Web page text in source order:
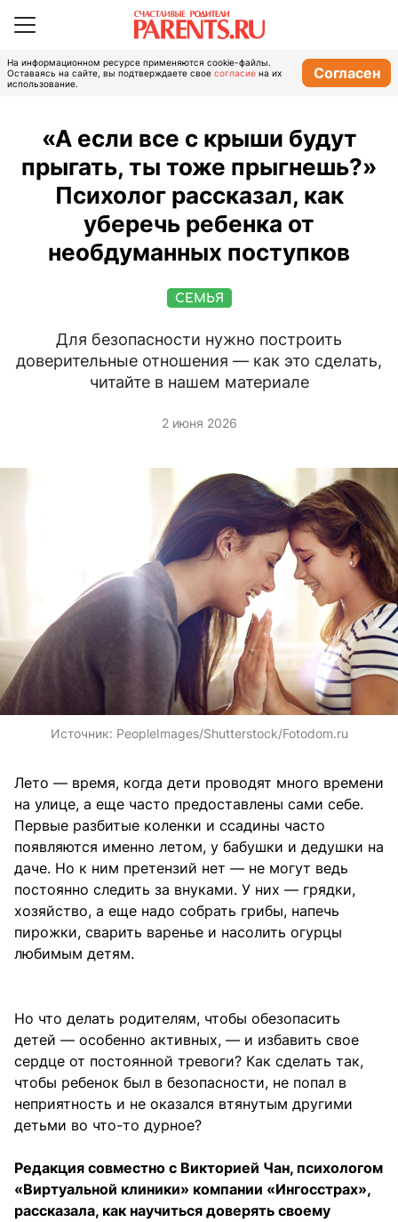
На информационном ресурсе применяются cookie-файлы.
Оставаясь на сайте, вы подтверждаете свое согласие на их
использование.
Согласен
«А если все с крыши будут
прыгать, ты тоже прыгнешь?»
Психолог рассказал, как
уберечь ребенка от
необдуманных поступков
СЕМЬЯ
Для безопасности нужно построить
доверительные отношения — как это сделать,
читайте в нашем материале
2 июня 2026
Источник: PeopleImages/Shutterstock/Fotodom.ru
Лето — время, когда дети проводят много времени
на улице, а еще часто предоставлены сами себе.
Первые разбитые коленки и ссадины часто
появляются именно летом, у бабушки и дедушки на
даче. Но к ним претензий нет — не могут ведь
постоянно следить за внуками. У них — грядки,
хозяйство, а еще надо собрать грибы, напечь
пирожки, сварить варенье и насолить огурцы
любимым детям.
Но что делать родителям, чтобы обезопасить
детей — особенно активных, — и избавить свое
сердце от постоянной тревоги? Как сделать так,
чтобы ребенок был в безопасности, не попал в
неприятность и не оказался втянутым другими
детьми во что-то дурное?
Редакция совместно с Викторией Чан, психологом
«Виртуальной клиники» компании «Ингосстрах»,
рассказала, как научиться доверять своему